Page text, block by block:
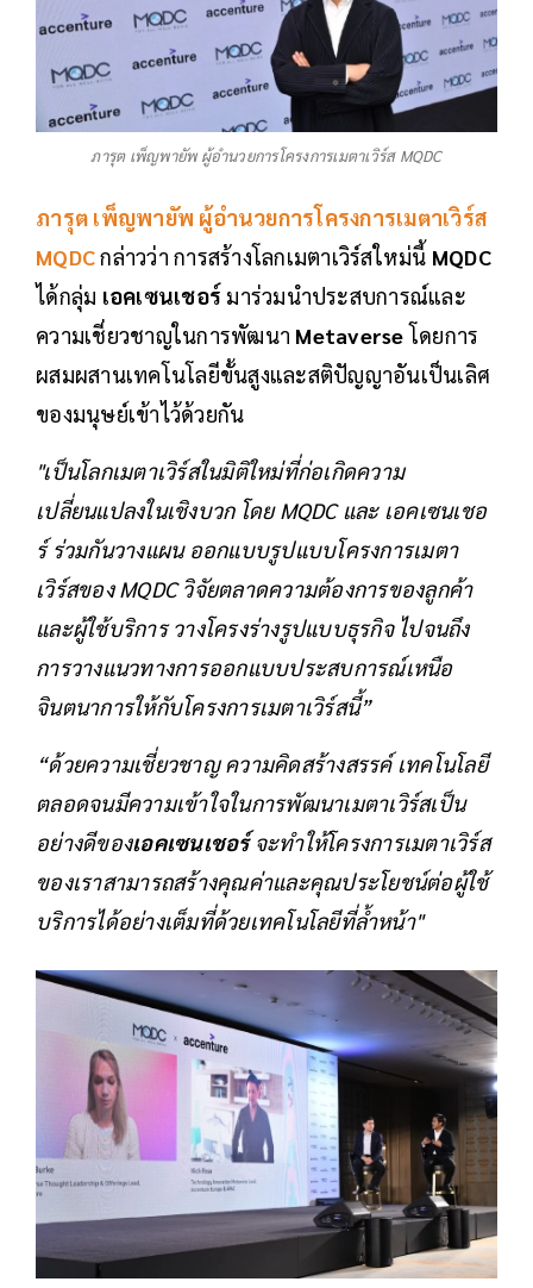
ภารุต เพ็ญพายัพ ผู้อำนวยการโครงการเมตาเวิร์ส MQDC
ภารุต เพ็ญพายัพ ผู้อำนวยการโครงการเมตาเวิร์ส
MQDCกล่าวว่า การสร้างโลกเมตาเวิร์สใหม่นี้ MQDC
ได้กลุ่ม เอคเซนเชอร์ มาร่วมนำประสบการณ์และ
ความเชี่ยวชาญในการพัฒนา Metaverseโดยการ
ผสมผสานเทคโนโลยีขั้นสูงและสติปัญญาอันเป็นเลิศ
ของมนุษย์เข้าไว้ด้วยกัน
"เป็นโลกเมตาเวิร์สในมิติใหม่ที่ก่อเกิดความ
เปลี่ยนแปลงในเชิงบวก โดย MQDC และ เอคเซนเชอ
ร์ ร่วมกันวางแผน ออกแบบรูปแบบโครงการเมตา
เวิร์สของ MQDC วิจัยตลาดความต้องการของลูกค้า
และผู้ใช้บริการ วางโครงร่างรูปแบบธุรกิจ ไปจนถึง
การวางแนวทางการออกแบบประสบการณ์เหนือ
จินตนาการให้กับโครงการเมตาเวิร์สนี้”
“ด้วยความเชี่ยวชาญ ความคิดสร้างสรรค์ เทคโนโลยี
ตลอดจนมีความเข้าใจในการพัฒนาเมตาเวิร์สเป็น
อย่างดีของเอคเซนเชอร์จะทำให้โครงการเมตาเวิร์ส
ของเราสามารถสร้างคุณค่าและคุณประโยชน์ต่อผู้ใช้
บริการได้อย่างเต็มที่ด้วยเทคโนโลยีที่ล้ำหน้า"